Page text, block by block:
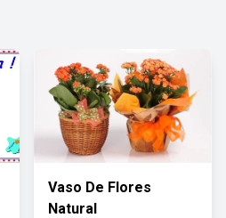
Vaso De Flores
Natural